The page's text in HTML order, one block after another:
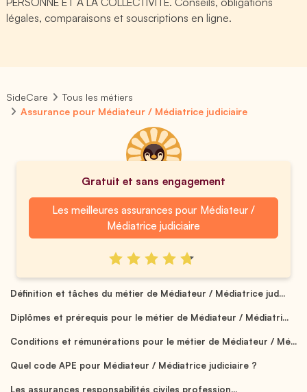
légales, comparaisons et souscriptions en ligne.
SideCare
Tous les métiers
Assurance pour Médiateur / Médiatrice judiciaire
Gratuit et sans engagement
Les meilleures assurances pour Médiateur /
Médiatrice judiciaire
Définition et tâches du métier de Médiateur / Médiatrice jud...
Diplômes et prérequis pour le métier de Médiateur / Médiatri...
Conditions et rémunérations pour le métier de Médiateur / Mé...
Quel code APE pour Médiateur / Médiatrice judiciaire ?
Les assurances responsabilités civiles profession...